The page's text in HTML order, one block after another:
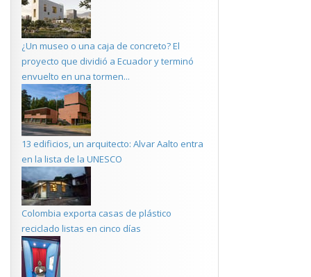
¿Un museo o una caja de concreto? El
proyecto que dividió a Ecuador y terminó
envuelto en una tormen...
13 edificios, un arquitecto: Alvar Aalto entra
en la lista de la UNESCO
Colombia exporta casas de plástico
reciclado listas en cinco días